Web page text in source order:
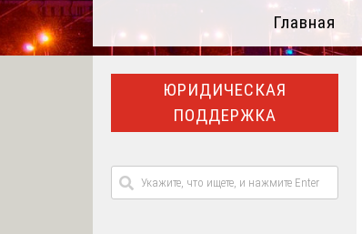
Главная
ЮРИДИЧЕСКАЯ
ПОДДЕРЖКА